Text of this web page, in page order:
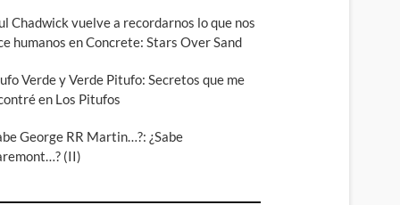
Chadwick vuelve a recordarnos lo que nos
humanos en Concrete: Stars Over Sand
Verde y Verde Pitufo: Secretos que me
en Los Pitufos
George RR Martin…?: ¿Sabe
(II)